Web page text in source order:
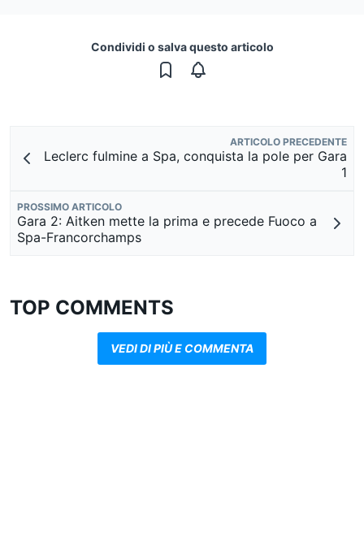
Condividi o salva questo articolo
ARTICOLO PRECEDENTE
Leclerc fulmine a Spa, conquista la pole per Gara
1
PROSSIMO ARTICOLO
Gara 2: Aitken mette la prima e precede Fuoco a
Spa-Francorchamps
TOP COMMENTS
VEDI DI PIÙ E COMMENTA